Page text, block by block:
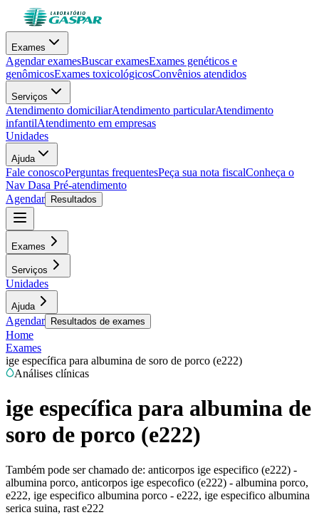
Exames
Agendar examesBuscar examesExames genéticos e
genômicosExames toxicológicosConvênios atendidos
Serviços
Atendimento domiciliarAtendimento particularAtendimento
infantilAtendimento em empresas
Unidades
Ajuda
Fale conoscoPerguntas frequentesPeça sua nota fiscalConheça o
Nav Dasa Pré-atendimento
Agendar
Resultados
Exames
Serviços
Unidades
Ajuda
Agendar Resultados de exames
Home
Exames
ige específica para albumina de soro de porco (e222)
Análises clínicas
ige específica para albumina de
soro de porco (e222)
Também pode ser chamado de: anticorpos ige especifico (e222) -
albumina porco, anticorpos ige especofico (e222) - albumina porco,
e222, ige especifico albumina porco - e222, ige especifico albumina
serica suina, rast e222